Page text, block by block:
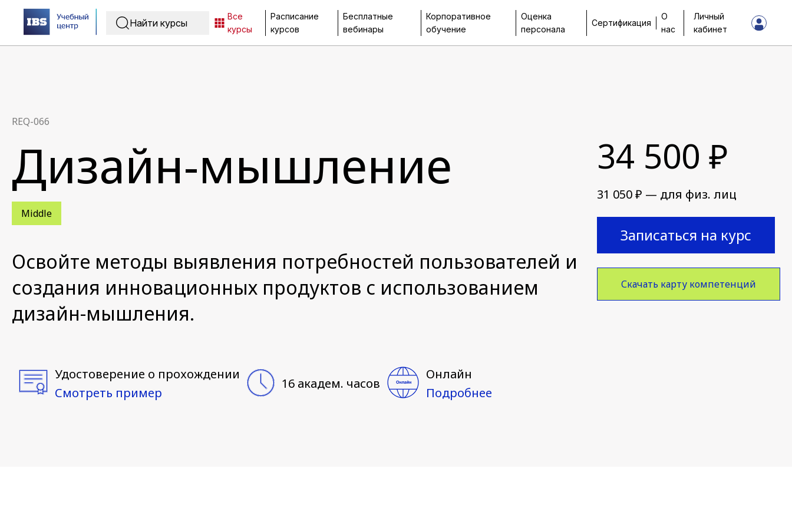
Все
курсы
Расписание
курсов
Бесплатные
вебинары
Корпоративное
обучение
Оценка
персонала
Сертификация
О
нас
Личный
кабинет
REQ-066
Дизайн-мышление
Middle
Освойте методы выявления потребностей пользователей и
создания инновационных продуктов с использованием
дизайн-мышления.
Удостоверение о прохождении
Смотреть пример
16 академ. часов
Онлайн
Подробнее
34 500 ₽
31 050 ₽ — для физ. лиц
Записаться на курс
Скачать карту компетенций